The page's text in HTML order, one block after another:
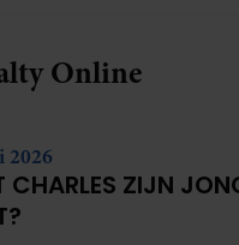
Online
2026
CHARLES ZIJN